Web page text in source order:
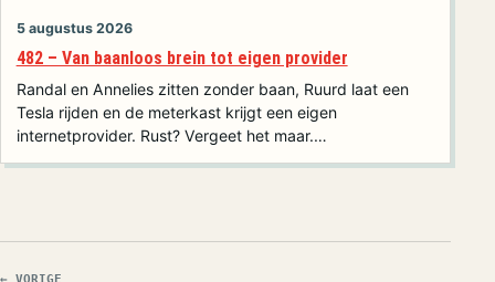
5 augustus 2026
482 – Van baanloos brein tot eigen provider
Randal en Annelies zitten zonder baan, Ruurd laat een
Tesla rijden en de meterkast krijgt een eigen
internetprovider. Rust? Vergeet het maar.…
← VORIGE